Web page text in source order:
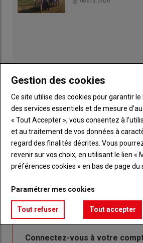
Sous-
titre
Vous êtes abonné(e)
TITRE IDENTIFIEZ-
Body
Connectez-vous à votre
Gestion des cookies
Ce site utilise des cookies pour garantir
des services essentiels et de mesure
« Tout Accepter », vous consentez à
et au traitement de vos données à
regard des finalités décrites. Vous
revenir sur vos choix, en utilisant le lien «
préférences cookies » en bas de page du
Paramétrer mes cookies
Tout refuser Tout accepter